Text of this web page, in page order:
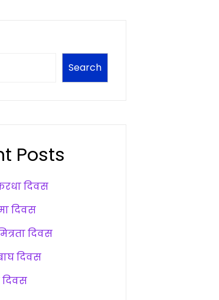
Search
Posts
दिवस
दिवस
दिवस
बाघ दिवस
दिवस